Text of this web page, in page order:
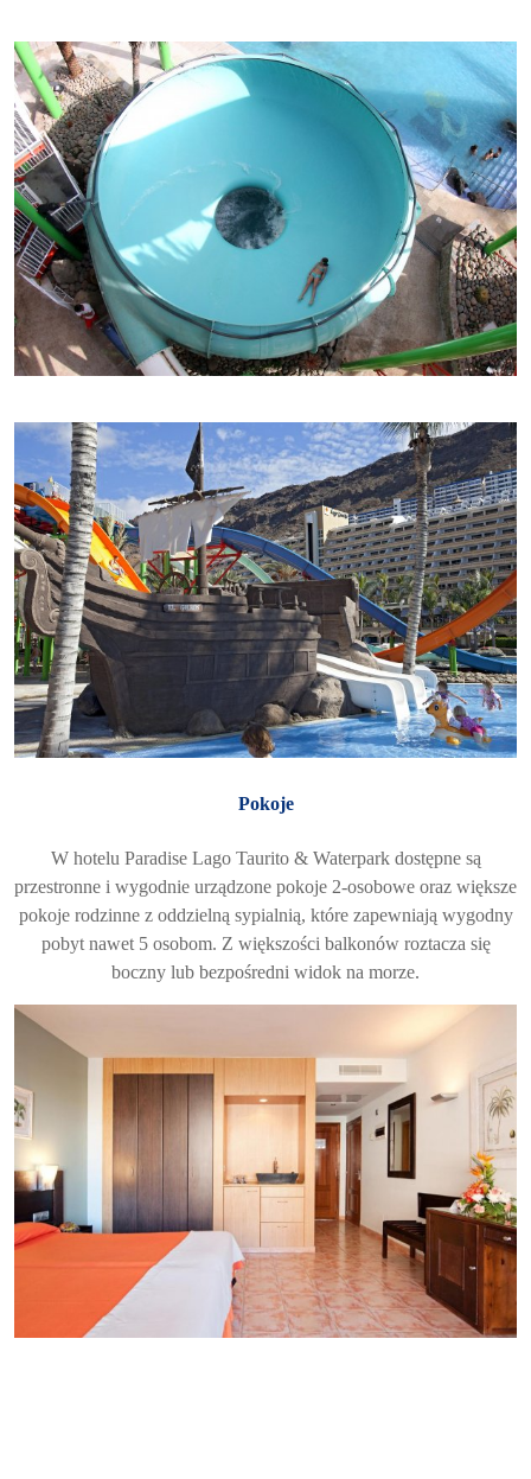
Pokoje
W hotelu Paradise Lago Taurito & Waterpark dostępne są
przestronne i wygodnie urządzone pokoje 2-osobowe oraz większe
pokoje rodzinne z oddzielną sypialnią, które zapewniają wygodny
pobyt nawet 5 osobom. Z większości balkonów roztacza się
boczny lub bezpośredni widok na morze.